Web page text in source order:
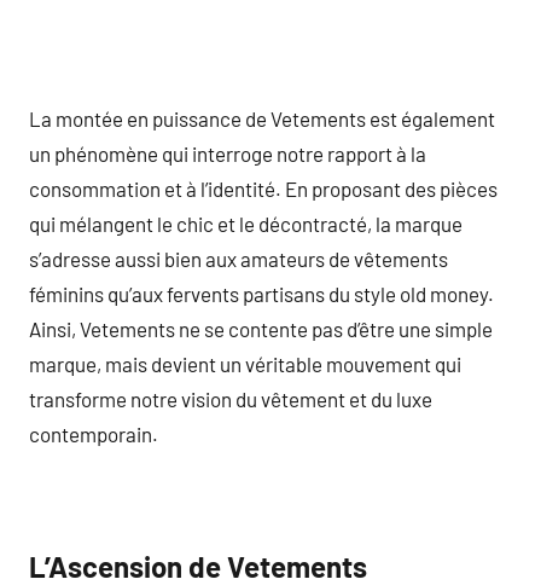
La montée en puissance de Vetements est également
un phénomène qui interroge notre rapport à la
consommation et à l’identité. En proposant des pièces
qui mélangent le chic et le décontracté, la marque
s’adresse aussi bien aux amateurs de vêtements
féminins qu’aux fervents partisans du style old money.
Ainsi, Vetements ne se contente pas d’être une simple
marque, mais devient un véritable mouvement qui
transforme notre vision du vêtement et du luxe
contemporain.
L’Ascension de Vetements